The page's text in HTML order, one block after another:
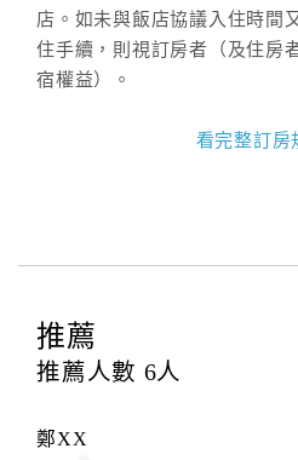
店。如未與飯店協議入住時間
住手續，則視訂房者（及住房
宿權益）。
四、訂單異動
提出申辦不得異動訂單。
每筆訂單異動限定
辦理取消退款。
房者應補足差額。（限原訂飯店
看完整訂房
推薦
推薦人數 6人
鄭XX